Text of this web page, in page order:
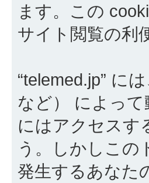
ます。この
サイト閲覧の利
“telemed.jp” に
など） によっ
にはアクセスす
う。しかしこの
発生するあなた